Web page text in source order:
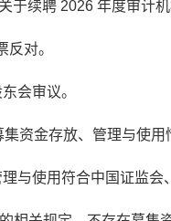
于续聘 2026 年度审计
对。
会审议。
资金存放、管理与使
与使用符合中国证监会